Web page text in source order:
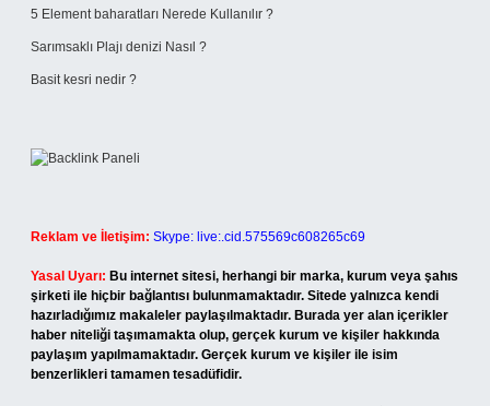
5 Element baharatları Nerede Kullanılır ?
Sarımsaklı Plajı denizi Nasıl ?
Basit kesri nedir ?
Reklam ve İletişim: Skype: live:.cid.575569c608265c69
Yasal Uyarı: Bu internet sitesi, herhangi bir marka, kurum veya şahıs
şirketi ile hiçbir bağlantısı bulunmamaktadır. Sitede yalnızca kendi
hazırladığımız makaleler paylaşılmaktadır. Burada yer alan içerikler
haber niteliği taşımamakta olup, gerçek kurum ve kişiler hakkında
paylaşım yapılmamaktadır. Gerçek kurum ve kişiler ile isim
benzerlikleri tamamen tesadüfidir.